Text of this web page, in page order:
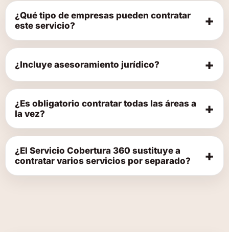
¿Qué tipo de empresas pueden contratar
este servicio?
+
¿Incluye asesoramiento jurídico? +
¿Es obligatorio contratar todas las áreas a
la vez?
+
¿El Servicio Cobertura 360 sustituye a
contratar varios servicios por separado?
+